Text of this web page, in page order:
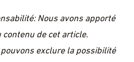
Nous avons apporté
de cet article.
exclure la possibilité